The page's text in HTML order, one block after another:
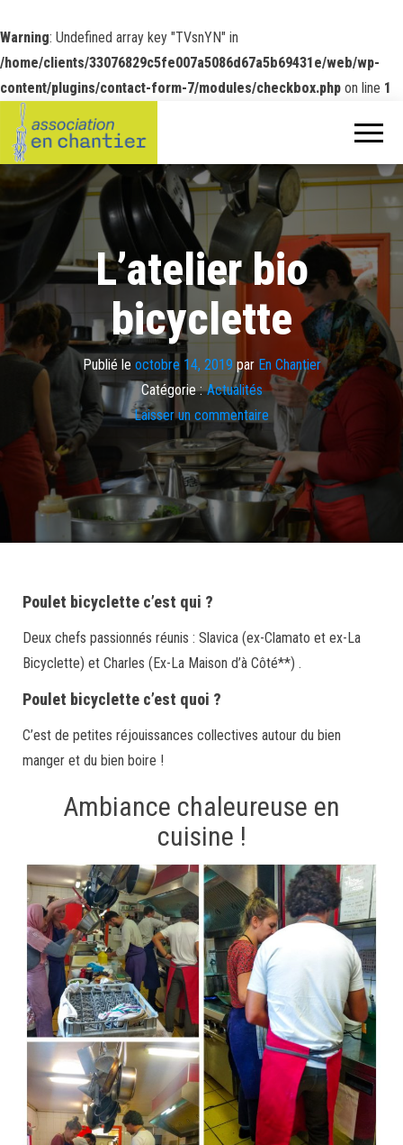
Warning: Undefined array key "TVsnYN" in
/home/clients/33076829c5fe007a5086d67a5b69431e/web/wp-
content/plugins/contact-form-7/modules/checkbox.php on line 1
L’atelier bio
bicyclette
Publié le octobre 14, 2019 par En Chantier
Catégorie : Actualités
Laisser un commentaire
Poulet bicyclette c’est qui ?
Deux chefs passionnés réunis : Slavica (ex-Clamato et ex-La
Bicyclette) et Charles (Ex-La Maison d’à Côté**) .
Poulet bicyclette c’est quoi ?
C’est de petites réjouissances collectives autour du bien
manger et du bien boire !
Ambiance chaleureuse en
cuisine !